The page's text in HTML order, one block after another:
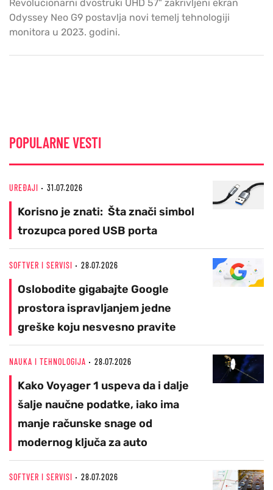
Revolucionarni dvostruki UHD 57" zakrivljeni ekran
Odyssey Neo G9 postavlja novi temelj tehnologiji
monitora u 2023. godini.
POPULARNE VESTI
UREĐAJI 31.07.2026
Korisno je znati: Šta znači simbol
trozupca pored USB porta
SOFTVER I SERVISI 28.07.2026
Oslobodite gigabajte Google
prostora ispravljanjem jedne
greške koju nesvesno pravite
NAUKA I TEHNOLOGIJA 28.07.2026
Kako Voyager 1 uspeva da i dalje
šalje naučne podatke, iako ima
manje računske snage od
modernog ključa za auto
SOFTVER I SERVISI 28.07.2026